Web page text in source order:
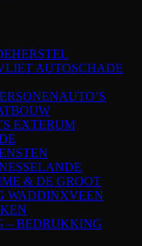
AUTOSCHADE
EXTERUM
& DE GROOT
WADDINXVEEN
– BEDRUKKING